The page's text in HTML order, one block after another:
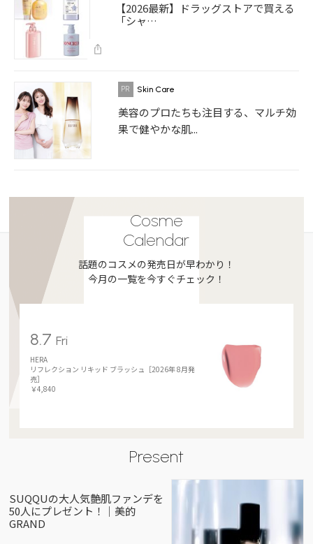
【2026最新】ドラッグストアで買える
「シャ…
Skin Care
美容のプロたちも注目する、マルチ効
果で健やかな肌...
Cosme
Calendar
話題のコスメの発売日が早わかり！
今月の一覧を今すぐチェック！
8.7Fri
HERA
リフレクション リキッド ブラッシュ［2026年 8月発
売］
￥4,840
Present
SUQQUの大人気艶肌ファンデを
50人にプレゼント！｜美的
GRAND